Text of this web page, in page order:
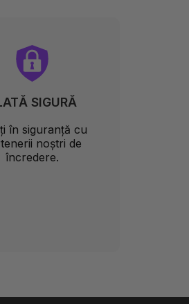
SIGURĂ
în siguranță cu
noștri de
încredere.